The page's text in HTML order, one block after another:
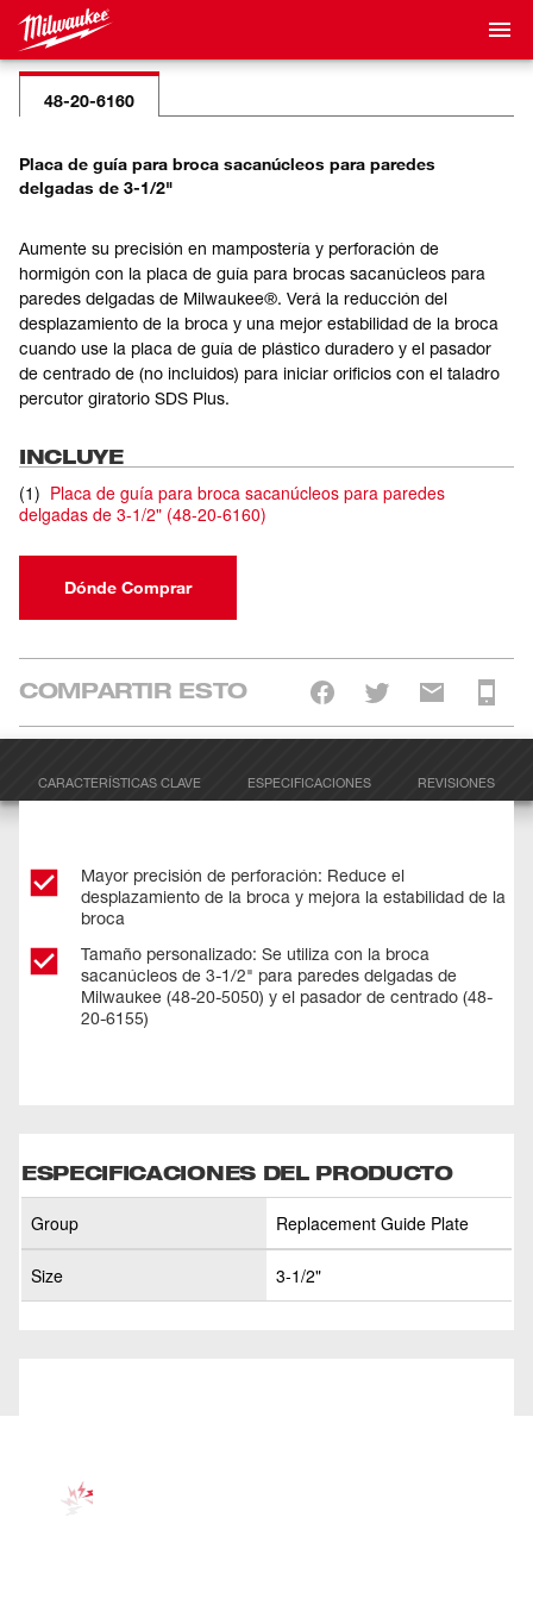
48-20-6160
Placa de guía para broca sacanúcleos para paredes
delgadas de 3-1/2"
Aumente su precisión en mampostería y perforación de
hormigón con la placa de guía para brocas sacanúcleos para
paredes delgadas de Milwaukee®. Verá la reducción del
desplazamiento de la broca y una mejor estabilidad de la broca
cuando use la placa de guía de plástico duradero y el pasador
de centrado de (no incluidos) para iniciar orificios con el taladro
percutor giratorio SDS Plus.
INCLUYE
(1) Placa de guía para broca sacanúcleos para paredes
delgadas de 3-1/2" (48-20-6160)
Dónde Comprar
COMPARTIR ESTO
CARACTERÍSTICAS CLAVE ESPECIFICACIONES REVISIONES
Mayor precisión de perforación: Reduce el
desplazamiento de la broca y mejora la estabilidad de la
broca
Tamaño personalizado: Se utiliza con la broca
sacanúcleos de 3-1/2" para paredes delgadas de
Milwaukee (48-20-5050) y el pasador de centrado (48-
20-6155)
ESPECIFICACIONES DEL PRODUCTO
Group Replacement Guide Plate
Size 3-1/2"